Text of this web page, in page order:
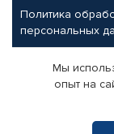
Политика
персональных
Партнерам
Корпоративным
Поставщикам
Мы
опыт на